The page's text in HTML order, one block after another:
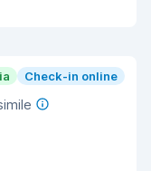
Check-in online